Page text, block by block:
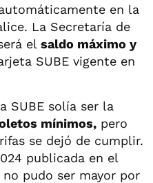
en la
La Secretaría de
el saldo máximo y
SUBE vigente en
SUBE solía ser la
mínimos, pero
se dejó de cumplir.
publicada en el
pudo ser mayor por